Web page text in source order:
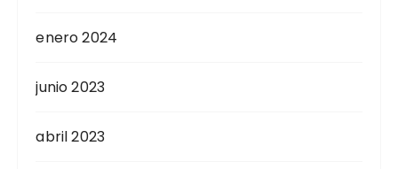
enero 2024
junio 2023
abril 2023